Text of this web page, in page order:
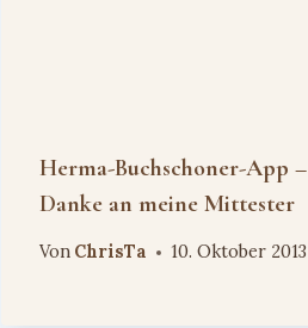
Herma-Buchschoner-App –
Danke an meine Mittester
Von ChrisTa 10. Oktober 2013